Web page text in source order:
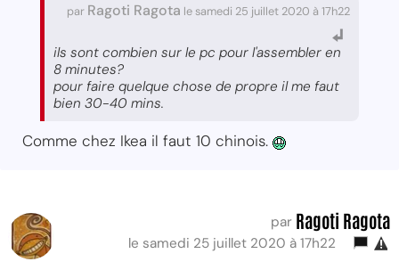
par Ragoti Ragota le samedi 25 juillet 2020 à 17h22
ils sont combien sur le pc pour l'assembler en
8 minutes?
pour faire quelque chose de propre il me faut
bien 30-40 mins.
Comme chez Ikea il faut 10 chinois.
par Ragoti Ragota
le samedi 25 juillet 2020 à 17h22